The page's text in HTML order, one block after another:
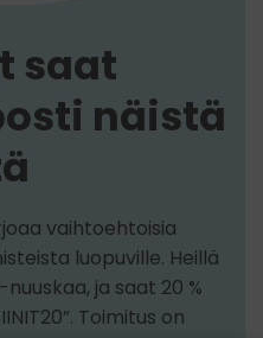
saat
näistä
vaihtoehtoisia
luopuville. Heillä
ja saat 20 %
Toimitus on